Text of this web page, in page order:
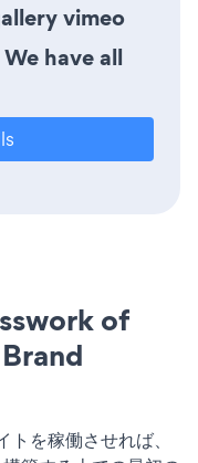
vimeo
have all
of
を稼働させれば、